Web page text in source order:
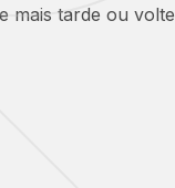
mais tarde ou volte